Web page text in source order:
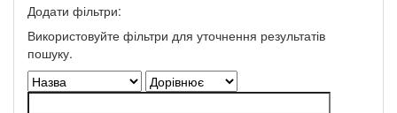
Додати фільтри:
Використовуйте фільтри для уточнення результатів
пошуку.